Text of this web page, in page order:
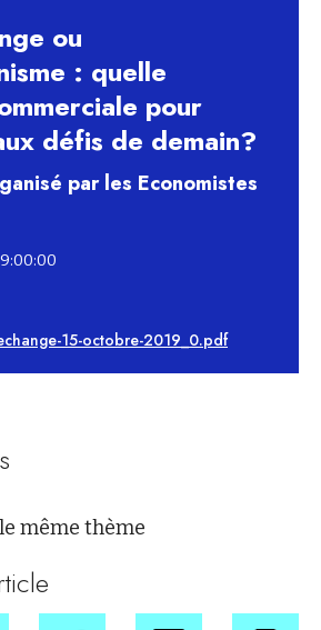
ou
: quelle
pour
défis de demain?
par les Economistes
15-octobre-2019_0.pdf
même thème